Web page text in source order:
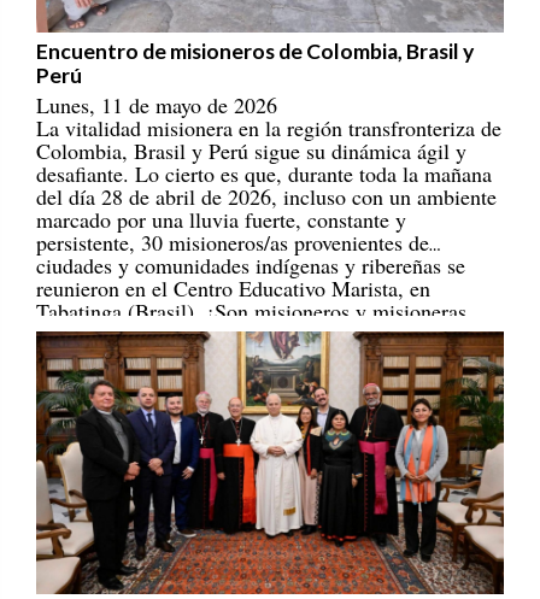
Encuentro de misioneros de Colombia, Brasil y
Perú
Lunes, 11 de mayo de 2026
La vitalidad misionera en la región transfronteriza de
Colombia, Brasil y Perú sigue su dinámica ágil y
desafiante. Lo cierto es que, durante toda la mañana
del día 28 de abril de 2026, incluso con un ambiente
marcado por una lluvia fuerte, constante y
persistente, 30 misioneros/as provenientes de
ciudades y comunidades indígenas y ribereñas se
reunieron en el Centro Educativo Marista, en
Tabatinga (Brasil). ¡Son misioneros y misioneras
portadores/as de esperanza! [REPAM]